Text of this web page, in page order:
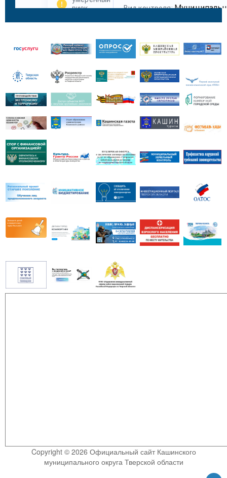
Copyright © 2026 Официальный сайт Кашинского
муниципального округа Тверской области